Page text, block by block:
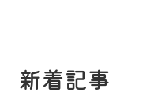
新着記事